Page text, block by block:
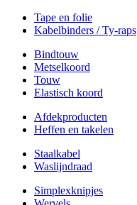
Tape en folie
Kabelbinders / Ty-raps
Bindtouw
Metselkoord
Touw
Elastisch koord
Afdekproducten
Heffen en takelen
Staalkabel
Waslijndraad
Simplexknipjes